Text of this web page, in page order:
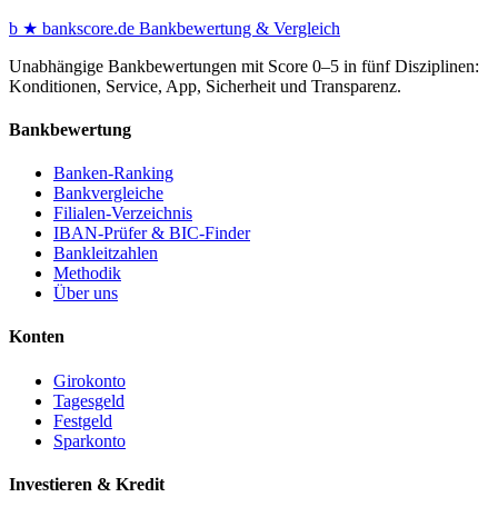
b ★ bankscore.de Bankbewertung & Vergleich
Unabhängige Bankbewertungen mit Score 0–5 in fünf Disziplinen:
Konditionen, Service, App, Sicherheit und Transparenz.
Bankbewertung
Banken-Ranking
Bankvergleiche
Filialen-Verzeichnis
IBAN-Prüfer & BIC-Finder
Bankleitzahlen
Methodik
Über uns
Konten
Girokonto
Tagesgeld
Festgeld
Sparkonto
Investieren & Kredit